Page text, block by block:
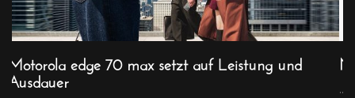
Motorola edge 70 max setzt auf Leistung und
Ausdauer ...